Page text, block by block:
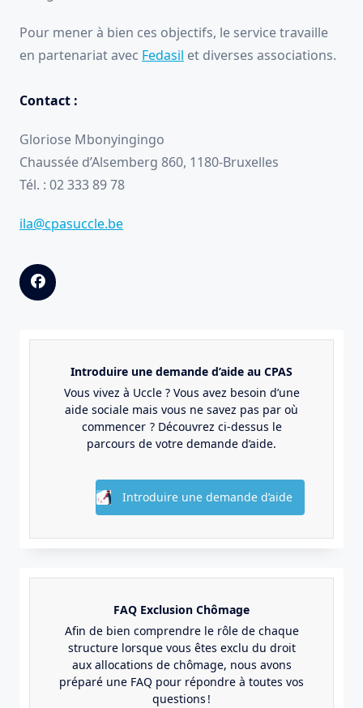
Pour mener à bien ces objectifs, le service travaille
en partenariat avec Fedasil et diverses associations.
Contact :
Gloriose Mbonyingingo
Chaussée d’Alsemberg 860, 1180-Bruxelles
Tél. : 02 333 89 78
ila@cpasuccle.be
Introduire une demande d’aide au CPAS
Vous vivez à Uccle ? Vous avez besoin d’une
aide sociale mais vous ne savez pas par où
commencer ? Découvrez ci-dessus le
parcours de votre demande d’aide.
Introduire une demande d’aide
FAQ Exclusion Chômage
Afin de bien comprendre le rôle de chaque
structure lorsque vous êtes exclu du droit
aux allocations de chômage, nous avons
préparé une FAQ pour répondre à toutes vos
questions !